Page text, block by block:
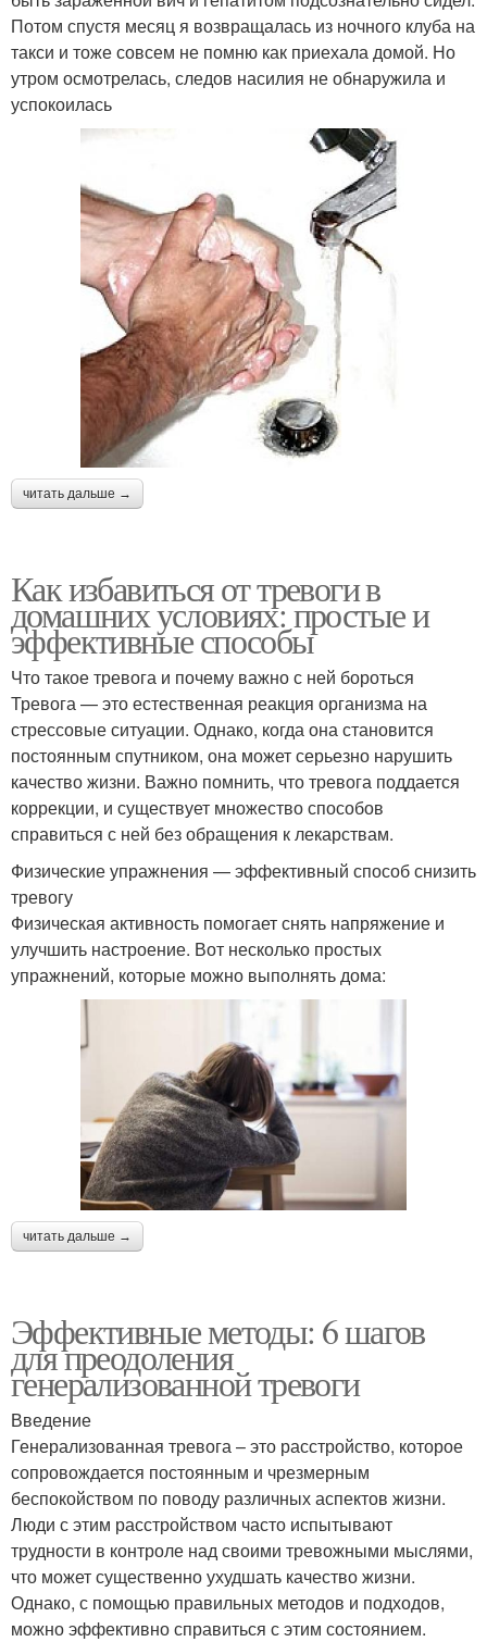
Потом спустя месяц я возвращалась из ночного клуба на
такси и тоже совсем не помню как приехала домой. Но
утром осмотрелась, следов насилия не обнаружила и
успокоилась
читать дальше →
Как избавиться от тревоги в
домашних условиях: простые и
эффективные способы
Что такое тревога и почему важно с ней бороться
Тревога — это естественная реакция организма на
стрессовые ситуации. Однако, когда она становится
постоянным спутником, она может серьезно нарушить
качество жизни. Важно помнить, что тревога поддается
коррекции, и существует множество способов
справиться с ней без обращения к лекарствам.
Физические упражнения — эффективный способ снизить
тревогу
Физическая активность помогает снять напряжение и
улучшить настроение. Вот несколько простых
упражнений, которые можно выполнять дома:
читать дальше →
Эффективные методы: 6 шагов
для преодоления
генерализованной тревоги
Введение
Генерализованная тревога – это расстройство, которое
сопровождается постоянным и чрезмерным
беспокойством по поводу различных аспектов жизни.
Люди с этим расстройством часто испытывают
трудности в контроле над своими тревожными мыслями,
что может существенно ухудшать качество жизни.
Однако, с помощью правильных методов и подходов,
можно эффективно справиться с этим состоянием.